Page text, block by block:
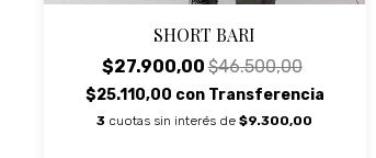
SHORT BARI
$27.900,00$46.500,00
$25.110,00 con Transferencia
3 cuotas sin interés de$9.300,00